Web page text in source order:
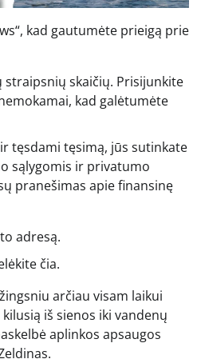
kad gautumėte prieigą prie
straipsnių skaičių. Prisijunkite
kad galėtumėte
tęsdami tęsimą, jūs sutinkate
sąlygomis ir privatumo
pranešimas apie finansinę
adresą.
čia.
arčiau visam laikui
iš sienos iki vandenų
aplinkos apsaugos